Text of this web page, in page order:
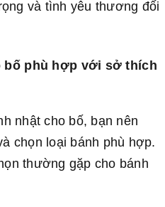
và tình yêu thương đối
bố phù hợp với sở thích
nhật cho bố, bạn nên
chọn loại bánh phù hợp.
thường gặp cho bánh